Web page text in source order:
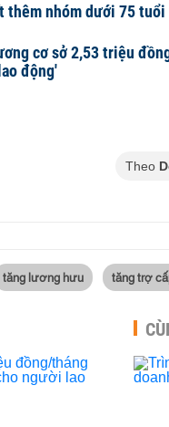
thêm nhóm dưới 75
cơ sở 2,53 triệu
động'
Theo
tăng lương hưu tăng trợ